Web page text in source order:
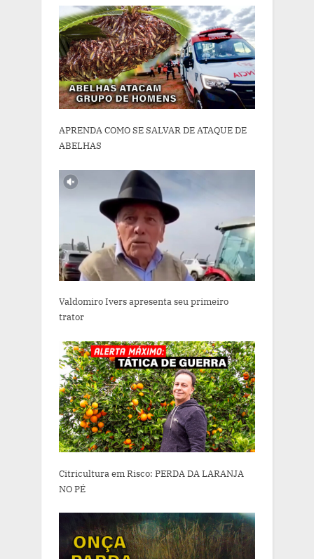
APRENDA COMO SE SALVAR DE ATAQUE DE
ABELHAS
Valdomiro Ivers apresenta seu primeiro
trator
Citricultura em Risco: PERDA DA LARANJA
NO PÉ